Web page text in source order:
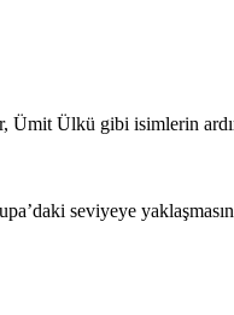
Ümit Ülkü gibi isimlerin
seviyeye